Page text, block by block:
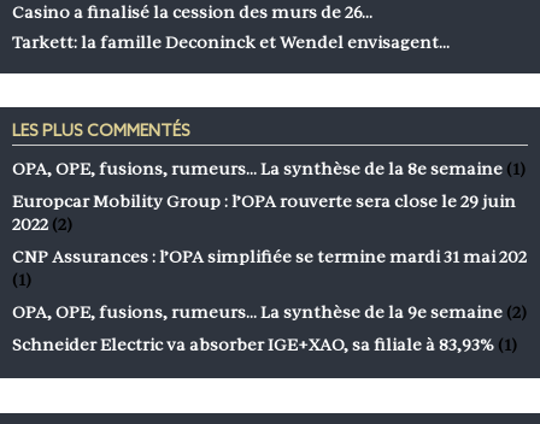
Casino a finalisé la cession des murs de 26…
Tarkett: la famille Deconinck et Wendel envisagent…
LES PLUS COMMENTÉS
OPA, OPE, fusions, rumeurs… La synthèse de la 8e semaine (1)
Europcar Mobility Group : l’OPA rouverte sera close le 29 juin
2022 (2)
CNP Assurances : l’OPA simplifiée se termine mardi 31 mai 202
(1)
OPA, OPE, fusions, rumeurs… La synthèse de la 9e semaine (2)
Schneider Electric va absorber IGE+XAO, sa filiale à 83,93% (1)